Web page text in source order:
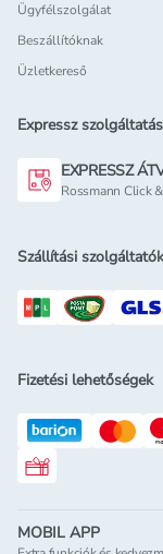
Ügyfélszolgálat
Beszállítóknak
Üzletkereső
Expressz
EXPRESSZ
Rossmann Click
Szállítási szolgáltatók
Fizetési lehetőségek
Rossmann
MOBIL APP